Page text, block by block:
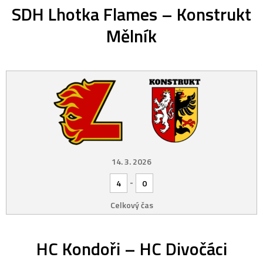
SDH Lhotka Flames – Konstrukt
Mělník
14. 3. 2026
4
-
0
Celkový čas
HC Kondoři – HC Divočáci